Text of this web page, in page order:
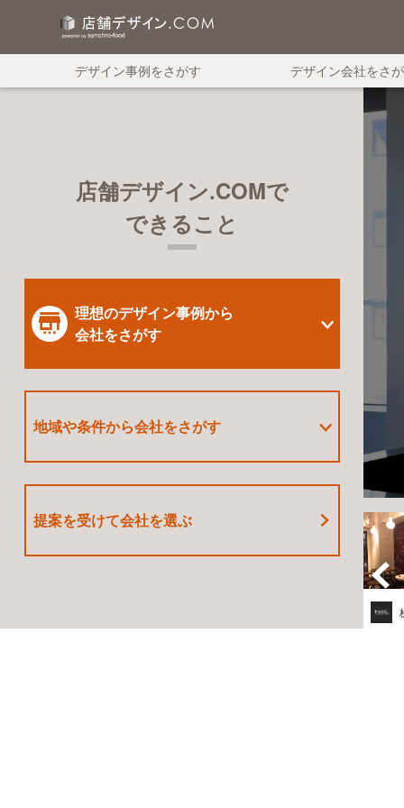
デザイン事例をさがす デザイン会社をさ
店舗デザイン.COMで
できること
理想のデザイン事例から
会社をさがす
地域や条件から会社をさがす
提案を受けて会社を選ぶ